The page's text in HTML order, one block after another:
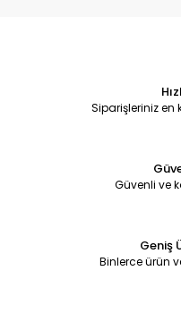
Siparişleriniz en
Güvenli ve
Geniş
Binlerce ürün